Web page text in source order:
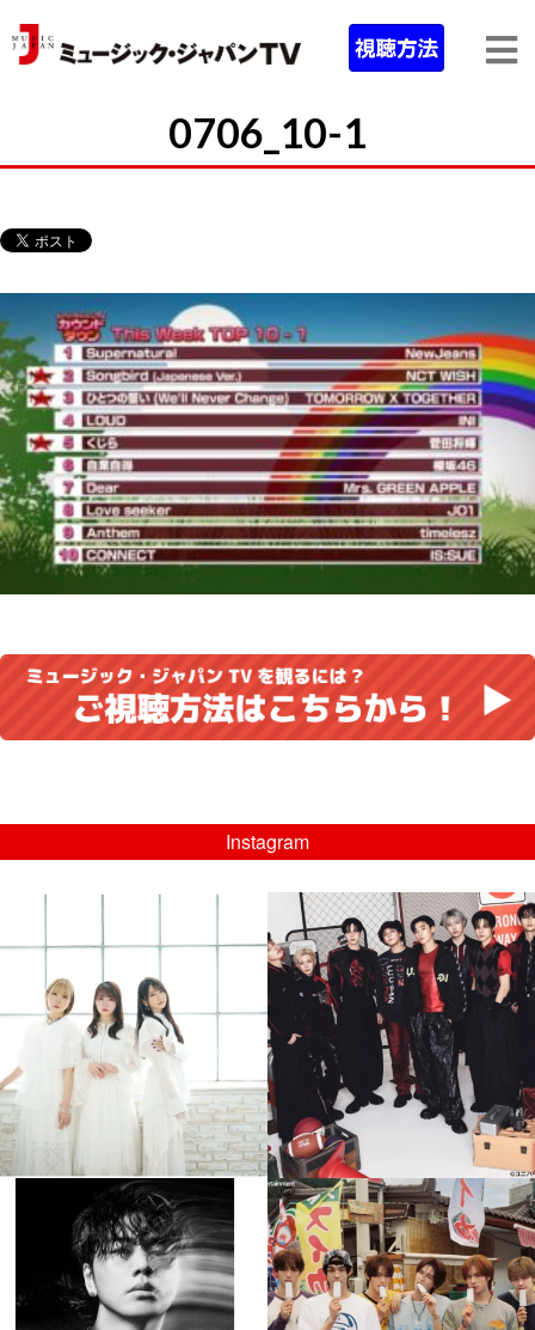
0706_10-1
Instagram
💡8/5(水)特番放送！
...
8月 4
4 0
musicjapantv
💡08/05(水)23:00特番放送！
...
8月 4
4 0
musicjapantv
💡8月特番放送決定！
...
8月 4
305 0
musicjapantv
💡8月特番放送決定！
...
8月 4
5 0